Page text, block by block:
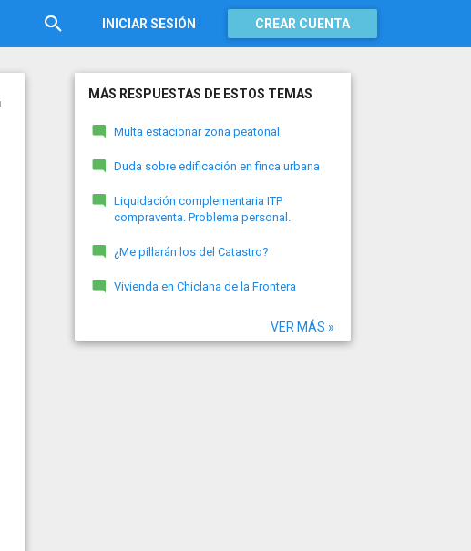
INICIAR SESIÓN CREAR CUENTA
MÁS RESPUESTAS DE ESTOS TEMAS
Multa estacionar zona peatonal
Duda sobre edificación en finca urbana
Liquidación complementaria ITP
compraventa. Problema personal.
¿Me pillarán los del Catastro?
Vivienda en Chiclana de la Frontera
VER MÁS »